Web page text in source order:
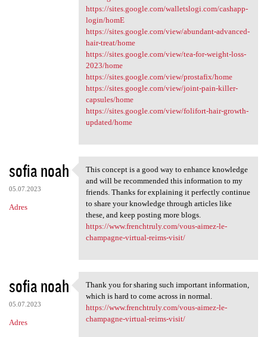
https://sites.google.com/walletslogi.com/cashapp-
login/homE
https://sites.google.com/view/abundant-advanced-
hair-treat/home
https://sites.google.com/view/tea-for-weight-loss-
2023/home
https://sites.google.com/view/prostafix/home
https://sites.google.com/view/joint-pain-killer-
capsules/home
https://sites.google.com/view/folifort-hair-growth-
updated/home
sofia noah
05.07.2023
Adres
This concept is a good way to
This concept is a good way to enhance knowledge
and will be recommended this information to my
friends. Thanks for explaining it perfectly continue
to share your knowledge through articles like
these, and keep posting more blogs.
https://www.frenchtruly.com/vous-aimez-le-
champagne-virtual-reims-visit/
sofia noah
05.07.2023
Adres
Thank you for sharing such
Thank you for sharing such important information,
which is hard to come across in normal.
https://www.frenchtruly.com/vous-aimez-le-
champagne-virtual-reims-visit/